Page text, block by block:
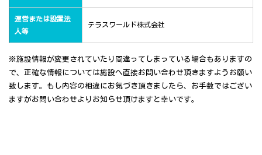
運営または設置法
人等
テラスワールド株式会社
※施設情報が変更されていたり間違ってしまっている場合もありますの
で、正確な情報については施設へ直接お問い合わせ頂きますようお願い
致します。もし内容の相違にお気づき頂きましたら、お手数ではござい
ますがお問い合わせよりお知らせ頂けますと幸いです。